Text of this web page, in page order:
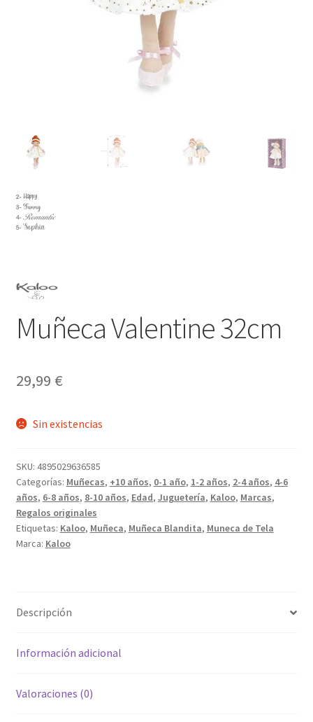
Muñeca Valentine 32cm
29,99 €
Sin existencias
SKU: 4895029636585
Categorías: Muñecas, +10 años, 0-1 año, 1-2 años, 2-4 años, 4-6
años, 6-8 años, 8-10 años, Edad, Juguetería, Kaloo, Marcas,
Regalos originales
Etiquetas: Kaloo, Muñeca, Muñeca Blandita, Muneca de Tela
Marca: Kaloo
Descripción
Información adicional
Valoraciones (0)